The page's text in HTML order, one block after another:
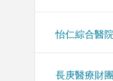
怡仁綜合醫
長庚醫療財